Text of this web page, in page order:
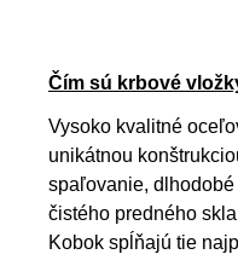
Čím sú krbové
Vysoko kvalitné
unikátnou
spaľovanie,
čistého predného
Kobok spĺňajú tie